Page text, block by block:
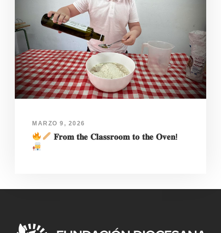
MARZO 9, 2026
𝐅𝐫𝐨𝐦 𝐭𝐡𝐞 𝐂𝐥𝐚𝐬𝐬𝐫𝐨𝐨𝐦 𝐭𝐨 𝐭𝐡𝐞 𝐎𝐯𝐞𝐧!